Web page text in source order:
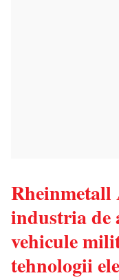
Rheinmetall
industria de
vehicule
tehnologii